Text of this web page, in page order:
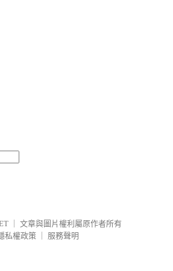
文章與圖片權利屬原作者所有
私權政策
服務聲明